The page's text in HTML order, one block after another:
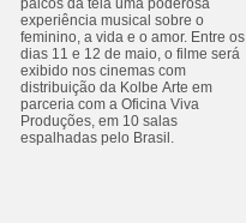
palcos da tela uma poderosa
experiência musical sobre o
feminino, a vida e o amor. Entre os
dias 11 e 12 de maio, o filme será
exibido nos cinemas com
distribuição da Kolbe Arte em
parceria com a Oficina Viva
Produções, em 10 salas
espalhadas pelo Brasil.